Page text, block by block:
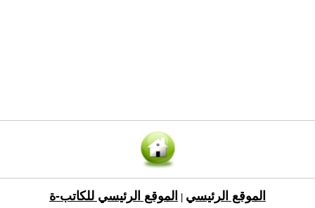
الموقع الرئيسي الموقع الرئيسي للكاتب-ة